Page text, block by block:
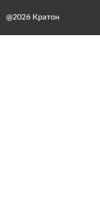
@2026 Кратон